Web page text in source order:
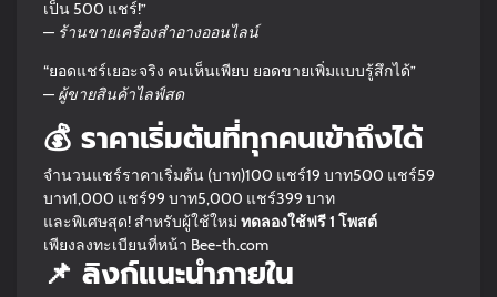
เป็น 500 แชร์!”
— ร้านขายเครื่องสำอางออนไลน์
“ยอดแชร์เยอะจริง คนเห็นเพียบ ยอดขายเพิ่มแบบรู้สึกได้”
— ผู้ขายสินค้าไลฟ์สด
💰 ราคาเริ่มต้นที่ทุกคนเข้าถึงได้
จำนวนแชร์ราคาเริ่มต้น (บาท)100 แชร์19 บาท500 แชร์59
บาท1,000 แชร์99 บาท5,000 แชร์399 บาท
และพิเศษสุด! สำหรับผู้ใช้ใหม่ ทดลองใช้ฟรี 1 โพสต์
เพียงลงทะเบียนที่หน้า Bee-th.com
📌 ลิงก์แนะนำภายใน